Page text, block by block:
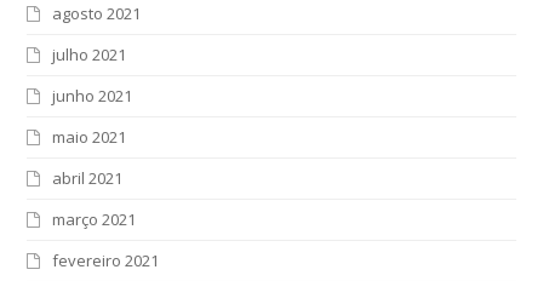
agosto 2021
julho 2021
junho 2021
maio 2021
abril 2021
março 2021
fevereiro 2021